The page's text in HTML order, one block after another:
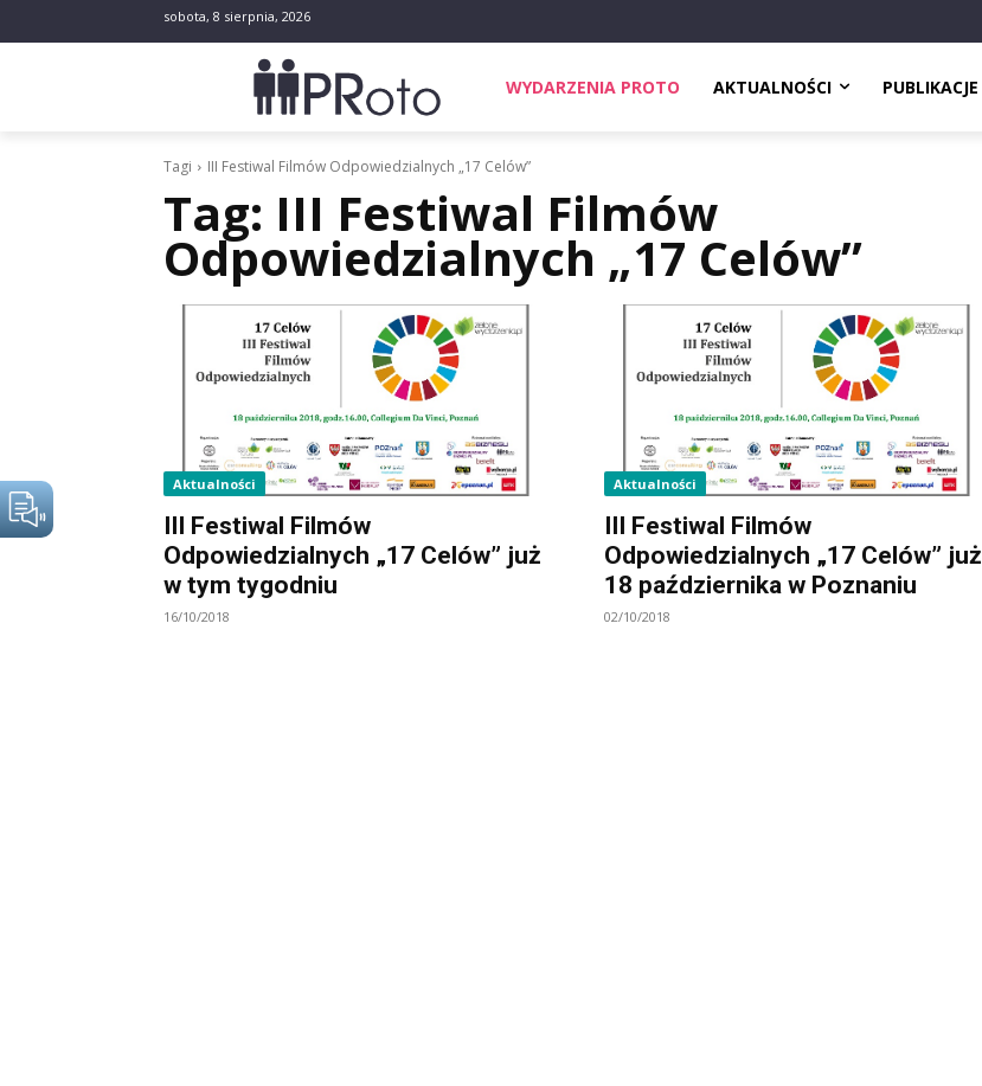
sobota, 8 sierpnia, 2026
WYDARZENIA PROTO AKTUALNOŚCI PUBLIKACJE
Tagi III Festiwal Filmów Odpowiedzialnych „17 Celów”
Tag: III Festiwal Filmów
Odpowiedzialnych „17 Celów”
Aktualności
III Festiwal Filmów
Odpowiedzialnych „17 Celów” już
w tym tygodniu
16/10/2018
Aktualności
III Festiwal Filmów
Odpowiedzialnych „17 Celów” już
18 października w Poznaniu
02/10/2018